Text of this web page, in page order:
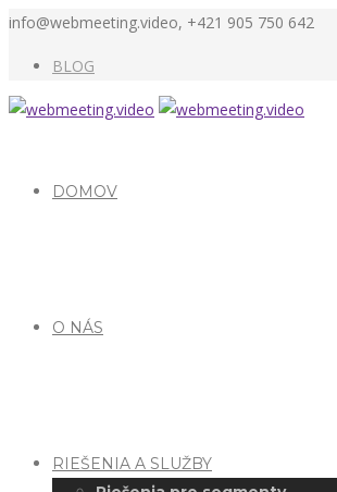
info@webmeeting.video, +421 905 750 642
BLOG
DOMOV
O NÁS
RIEŠENIA A SLUŽBY